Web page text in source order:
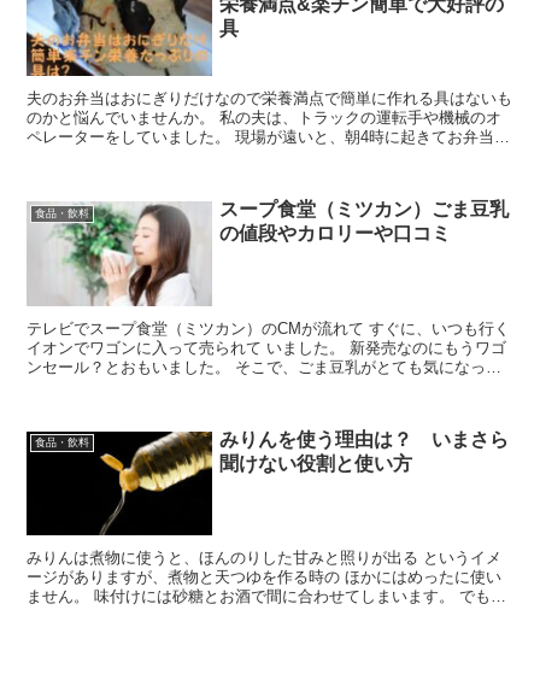
具
夫のお弁当はおにぎりだけなので栄養満点で簡単に作れる具はないも
のかと悩んでいませんか。 私の夫は、トラックの運転手や機械のオ
ペレーターをしていました。 現場が遠いと、朝4時に起きてお弁当を
食品・飲料
スープ食堂（ミツカン）ごま豆乳
の値段やカロリーや口コミ
テレビでスープ食堂（ミツカン）のCMが流れて すぐに、いつも行く
イオンでワゴンに入って売られて いました。 新発売なのにもうワゴ
ンセール？とおもいました。 そこで、ごま豆乳がとても気になって
食品・飲料
みりんを使う理由は？ いまさら
聞けない役割と使い方
みりんは煮物に使うと、ほんのりした甘みと照りが出る というイメ
ージがありますが、煮物と天つゆを作る時の ほかにはめったに使い
ません。 味付けには砂糖とお酒で間に合わせてしまいます。 でも確